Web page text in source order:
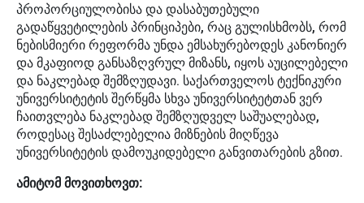
პროპორციულობისა და დასაბუთებული
გადაწყვეტილების პრინციპები, რაც გულისხმობს, რომ
ნებისმიერი რეფორმა უნდა ემსახურებოდეს კანონიერ
და მკაფიოდ განსაზღვრულ მიზანს, იყოს აუცილებელი
და ნაკლებად შემზღუდავი. საქართველოს ტექნიკური
უნივერსიტეტის შერწყმა სხვა უნივერსიტეტთან ვერ
ჩაითვლება ნაკლებად შემზღუდველ საშუალებად,
როდესაც შესაძლებელია მიზნების მიღწევა
უნივერსიტეტის დამოუკიდებელი განვითარების გზით.
ამიტომ მოვითხოვთ: